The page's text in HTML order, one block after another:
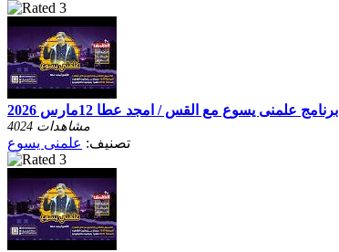
برنامج علمنى يسوع مع القس / امجد عطا 12مارس 2026
4024 مشاهدات
تصنيف: علمنى يسوع